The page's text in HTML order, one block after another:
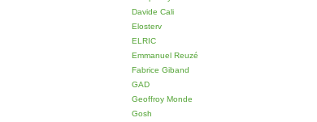
Davide Cali
Elosterv
ELRIC
Emmanuel Reuzé
Fabrice Giband
GAD
Geoffroy Monde
Gosh